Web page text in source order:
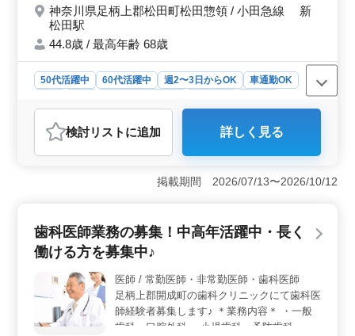
診療なし、勤務日相談可能、50代・60代歓
備、車通勤可能、駅徒歩圏内！ 現在50歳以
上も活躍している企業になってます♪ 経験の
あるベテランの方、ご応募お待ちしておりま
す！
神奈川県足柄上郡松田町松田惣領 / 小田急線 新
松田駅
44.8歳 / 最高年齢 68歳
50代活躍中 60代活躍中 週2〜3日からOK
車通勤OK
おすすめポイント
＜ベテラン歯科医師のお仕事＞ 神奈川県足柄上郡松田
町の歯科診療所が、ベテランの歯科医師を募集していま
す。小田急線新松田駅から徒歩2分の好立地で、車通勤も
科や小児歯科など幅広い診療に携わります。歯や歯周病
の治療、予防歯科、口腔ケアや審美歯科、歯列矯正、歯
訪問診療は一部ある場合もあり、勤務日や休日の相談が
可能です。 ＜優れた労働条件＞ 50代や60代の方も
歓迎で、女医の方も歓迎されています。交通費は全額支
給され、社会保険も完備。経験豊富なベテラン歯科医師
検討リスト に追加 詳しく見る
掲載期間 2026/07/13〜2026/10/12
歯科医師業務の募集！中高年活躍中・長く
働ける方を募集中♪
医師 / 常勤医師・非常勤医師・歯科医師
足柄上郡開成町の歯科クリニックにて歯科医
師経験者募集します♪ ＊業務内容＊ ・一般
歯科、口腔外科 ・小児歯科、予防歯科 ・入